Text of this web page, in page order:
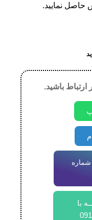
حاصل نمایید.
باشید.
شماره
با